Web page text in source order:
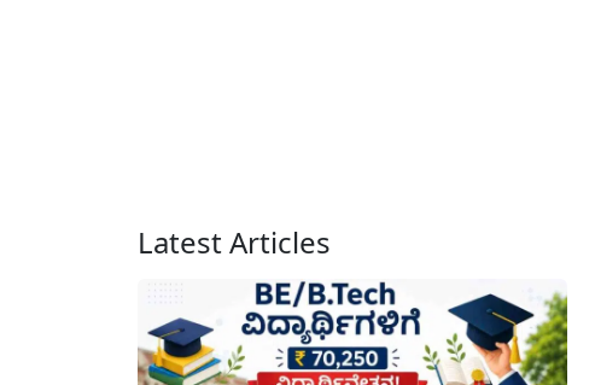
Latest Articles